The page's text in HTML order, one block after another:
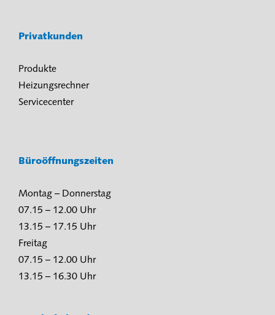
Privatkunden
Produkte
Heizungsrechner
Servicecenter
Büroöffnungszeiten
Montag – Donnerstag
07.15 – 12.00 Uhr
13.15 – 17.15 Uhr
Freitag
07.15 – 12.00 Uhr
13.15 – 16.30 Uhr